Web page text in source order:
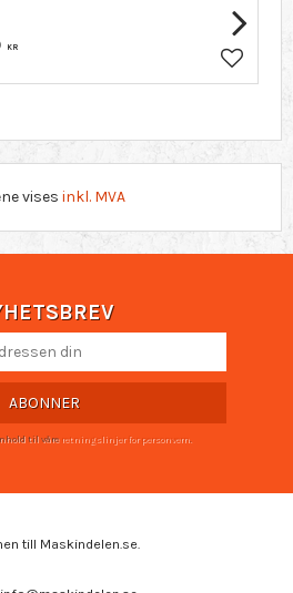
KR
Lagre
vises inkl. MVA
ABONNER
til våre retningslinjer for personvern
till Maskindelen.se.